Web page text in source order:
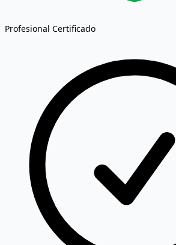
Profesional Certificado